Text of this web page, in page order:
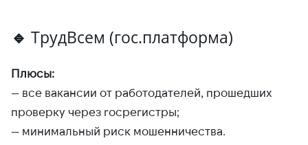
🔹 ТрудВсем (гос.платформа)
Плюсы:
— все вакансии от работодателей, прошедших
проверку через госрегистры;
— минимальный риск мошенничества.